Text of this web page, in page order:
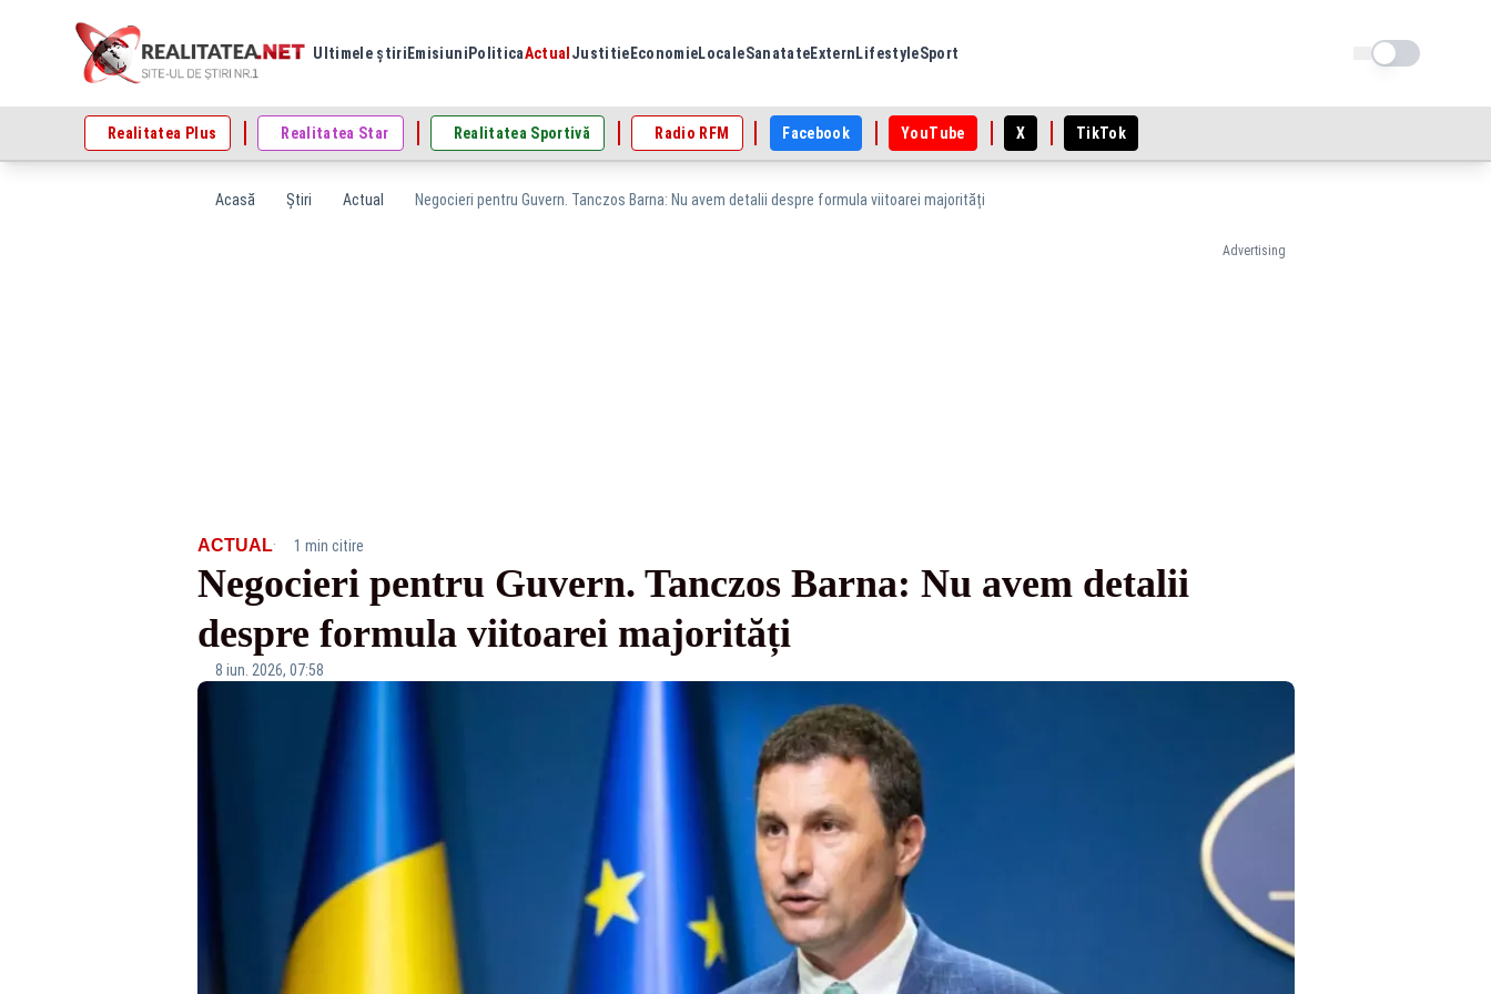
Ultimele știri Emisiuni PoliticaActual Justitie EconomieLocaleSanatateExtern LifestyleSport Schimba tema
Realitatea Plus Realitatea Star Realitatea Sportivă Radio RFM Facebook YouTube X TikTok
Acasă Știri Actual Negocieri pentru Guvern. Tanczos Barna: Nu avem detalii despre formula viitoarei majorități
Advertising
ACTUAL· 1 min citire
Negocieri pentru Guvern. Tanczos Barna: Nu avem detalii
despre formula viitoarei majorități
8 iun. 2026, 07:58